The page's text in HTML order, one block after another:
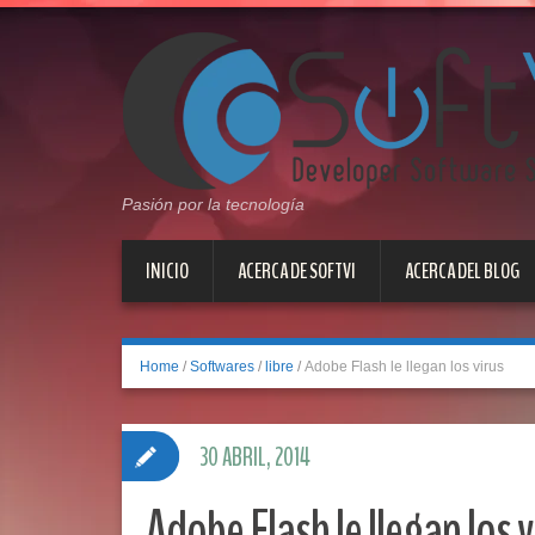
Pasión por la tecnología
INICIO ACERCA DE SOFTVI ACERCA DEL BLOG
Home / Softwares / libre / Adobe Flash le llegan los virus
30 ABRIL, 2014